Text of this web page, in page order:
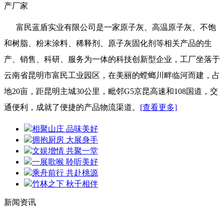
富民蓝盾实业有限公司是一家原子灰、高温原子灰、不饱
和树脂、粉末涂料、稀释剂、原子灰固化剂等相关产品的生
产、销售、科研、服务为一体的科技创新型企业，工厂坐落于
云南省昆明市富民工业园区，在美丽的螳螂川畔临河而建，占
地20亩，距昆明主城30公里，毗邻G5京昆高速和108国道，交
通便利，成就了便捷的产品物流渠道。 [查看更多]
相聚山庄 品味美好
拥抱厨房 大展身手
文娱增情 共聚一堂
一展歌喉 聆听美好
乘舟前行 共赴桃源
竹林之下 秋千相伴
新闻资讯